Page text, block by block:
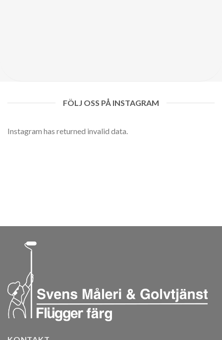
FÖLJ OSS PÅ INSTAGRAM
Instagram has returned invalid data.